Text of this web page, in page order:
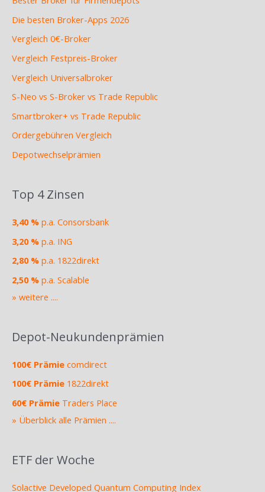
Die besten Broker-Apps 2026
Vergleich 0€-Broker
Vergleich Festpreis-Broker
Vergleich Universalbroker
S-Neo vs S-Broker vs Trade Republic
Smartbroker+ vs Trade Republic
Ordergebühren Vergleich
Depotwechselprämien
Top 4 Zinsen
3,40 % p.a. Consorsbank
3,20 % p.a. ING
2,80 % p.a. 1822direkt
2,50 % p.a. Scalable
» weitere ....
Depot-Neukundenprämien
100€ Prämie comdirect
100€ Prämie 1822direkt
60€ Prämie Traders Place
» Überblick alle Prämien ....
ETF der Woche
Solactive Developed Quantum Computing Index